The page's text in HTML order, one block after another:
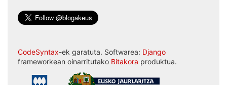
CodeSyntax-ek garatuta. Softwarea: Django
frameworkean oinarritutako Bitakora produktua.